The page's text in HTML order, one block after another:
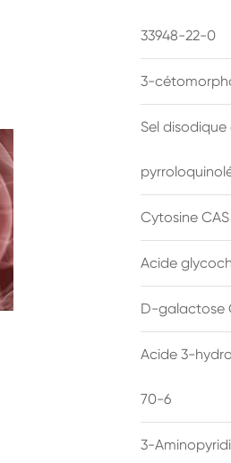
33948-22-0
3-
Sel
Cytosine
Acide
D-galactose
Acide 3-
70-6
3-